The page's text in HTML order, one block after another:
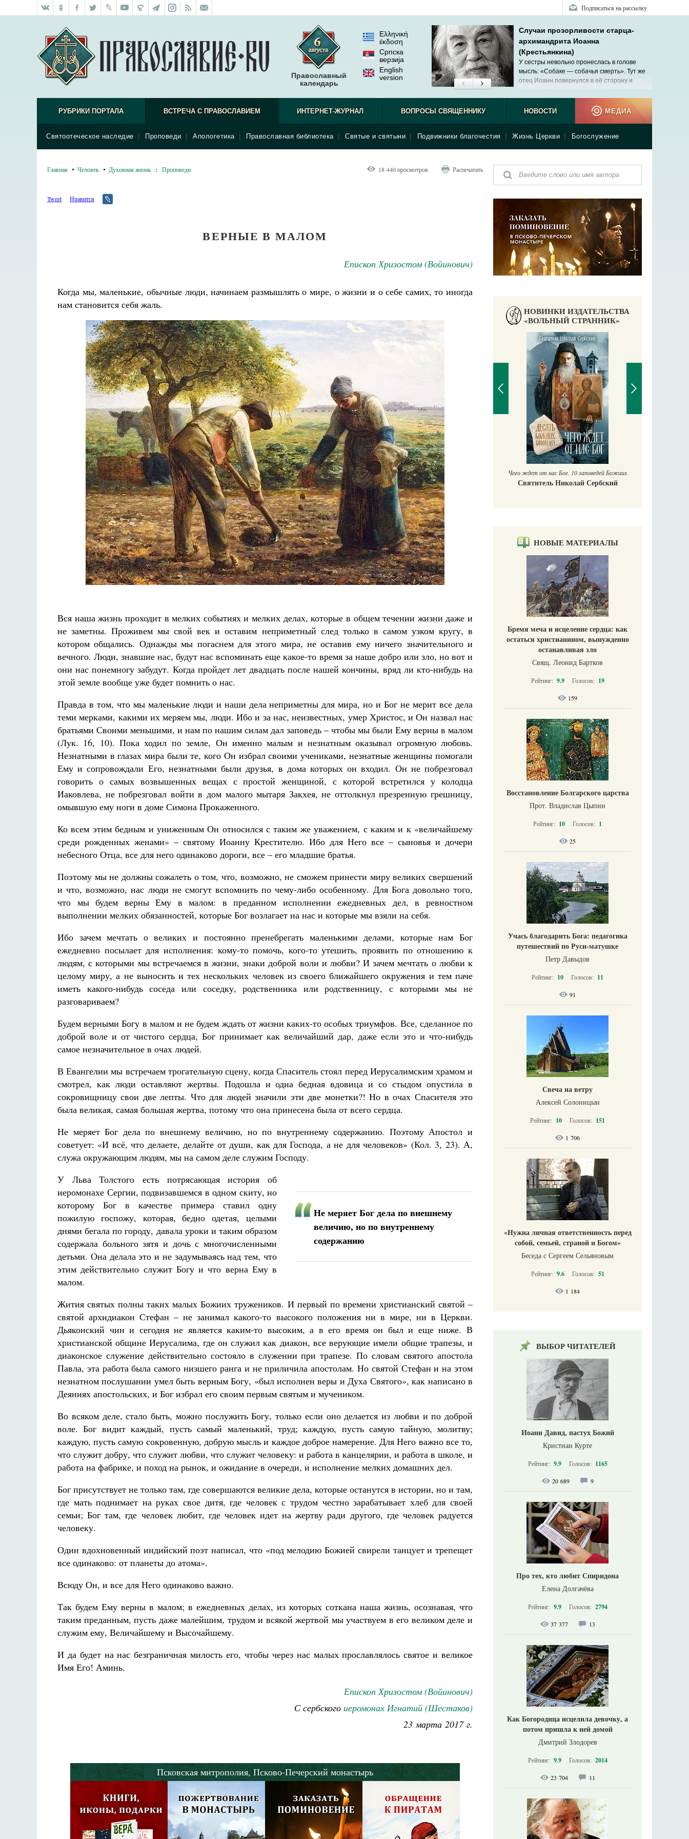
Подписаться на рассылку
Православный
календарь
Ελληνική
έκδοση
Српска
верзиjа
English
version
Случаи прозорливости старца-
архимандрита Иоанна
(Крестьянкина)
У сестры невольно пронеслась в голове
мысль: «Собаке — собачья смерть». Тут же
отец Иоанн повернулся в её сторону и
РУБРИКИ ПОРТАЛА ВСТРЕЧА С ПРАВОСЛАВИЕМ
Святоотеческое наследие Проповеди Апологетика Православная библиотека Святые и святыни Подвижники благочестия Жизнь Церкви Богослужение
ИНТЕРНЕТ-ЖУРНАЛ ВОПРОСЫ СВЯЩЕННИКУ НОВОСТИ МЕДИА
Главная Человек Духовная жизнь : Проповеди 18 440 просмотров Распечатать
Tweet Нравится
ВЕРНЫЕ В МАЛОМ
Епископ Хризостом (Войинович)
Когда мы, маленькие, обычные люди, начинаем размышлять о мире, о жизни и о себе самих, то иногда
нам становится себя жаль.
Вся наша жизнь проходит в мелких событиях и мелких делах, которые в общем течении жизни даже и
не заметны. Проживем мы свой век и оставим неприметный след только в самом узком кругу, в
котором общались. Однажды мы погаснем для этого мира, не оставив ему ничего значительного и
вечного. Люди, знавшие нас, будут нас вспоминать еще какое-то время за наше добро или зло, но вот и
они нас понемногу забудут. Когда пройдет лет двадцать после нашей кончины, вряд ли кто-нибудь на
этой земле вообще уже будет помнить о нас.
Правда в том, что мы маленькие люди и наши дела неприметны для мира, но и Бог не мерит все дела
теми мерками, какими их меряем мы, люди. Ибо и за нас, неизвестных, умер Христос, и Он назвал нас
братьями Своими меньшими, и нам по нашим силам дал заповедь – чтобы мы были Ему верны в малом
(Лук. 16, 10). Пока ходил по земле, Он именно малым и незнатным оказывал огромную любовь.
Незнатными в глазах мира были те, кого Он избрал своими учениками, незнатные женщины помогали
Ему и сопровождали Его, незнатными были друзья, в дома которых он входил. Он не побрезговал
говорить о самых возвышенных вещах с простой женщиной, с которой встретился у колодца
Иаковлева, не побрезговал войти в дом малого мытаря Закхея, не оттолкнул презренную грешницу,
омывшую ему ноги в доме Симона Прокаженного.
Ко всем этим бедным и униженным Он относился с таким же уважением, с каким и к «величайшему
среди рожденных женами» – святому Иоанну Крестителю. Ибо для Него все – сыновья и дочери
небесного Отца, все для него одинаково дороги, все – его младшие братья.
Поэтому мы не должны сожалеть о том, что, возможно, не сможем принести миру великих свершений
и что, возможно, нас люди не смогут вспомнить по чему-либо особенному. Для Бога довольно того,
что мы будем верны Ему в малом: в преданном исполнении ежедневных дел, в ревностном
выполнении мелких обязанностей, которые Бог возлагает на нас и которые мы взяли на себя.
Ибо зачем мечтать о великих и постоянно пренебрегать маленькими делами, которые нам Бог
ежедневно посылает для исполнения: кому-то помочь, кого-то утешить, проявить по отношению к
людям, с которыми мы встречаемся в жизни, знаки доброй воли и любви? И зачем мечтать о любви к
целому миру, а не выносить и тех нескольких человек из своего ближайшего окружения и тем паче
иметь какого-нибудь соседа или соседку, родственника или родственницу, с которыми мы не
разговариваем?
Будем верными Богу в малом и не будем ждать от жизни каких-то особых триумфов. Все, сделанное по
доброй воле и от чистого сердца, Бог принимает как величайший дар, даже если это и что-нибудь
самое незначительное в очах людей.
В Евангелии мы встречаем трогательную сцену, когда Спаситель стоял перед Иерусалимским храмом и
смотрел, как люди оставляют жертвы. Подошла и одна бедная вдовица и со стыдом опустила в
сокровищницу свои две лепты. Что для людей значили эти две монетки?! Но в очах Спасителя это
была великая, самая большая жертва, потому что она принесена была от всего сердца.
Не меряет Бог дела по внешнему величию, но по внутреннему содержанию. Поэтому Апостол и
советует: «И всё, что делаете, делайте от души, как для Господа, а не для человеков» (Кол. 3, 23). А,
служа окружающим людям, мы на самом деле служим Господу.
Не меряет Бог дела по внешнему
величию, но по внутреннему
содержанию
У Льва Толстого есть потрясающая история об
иеромонахе Сергии, подвизавшемся в одном скиту, но
которому Бог в качестве примера ставил одну
пожилую госпожу, которая, бедно одетая, целыми
днями бегала по городу, давала уроки и таким образом
содержала больного зятя и дочь с многочисленными
детьми. Она делала это и не задумываясь над тем, что
этим действительно служит Богу и что верна Ему в
малом.
Жития святых полны таких малых Божиих тружеников. И первый по времени христианский святой –
святой архидиакон Стефан – не занимал какого-то высокого положения ни в мире, ни в Церкви.
Дьяконский чин и сегодня не является каким-то высоким, а в его время он был и еще ниже. В
христианской общине Иерусалима, где он служил как диакон, все верующие имели общие трапезы, и
диаконское служение действительно состояло в служении при трапезе. По словам святого апостола
Павла, эта работа была самого низшего ранга и не приличила апостолам. Но святой Стефан и на этом
незнатном послушании умел быть верным Богу, «был исполнен веры и Духа Святого», как написано в
Деяниях апостольских, и Бог избрал его своим первым святым и мучеником.
Во всяком деле, стало быть, можно послужить Богу, только если оно делается из любви и по доброй
воле. Бог видит каждый, пусть самый маленький, труд; каждую, пусть самую тайную, молитву;
каждую, пусть самую сокровенную, добрую мысль и каждое доброе намерение. Для Него важно все то,
что служит добру, что служит любви, что служит человеку: и работа в канцелярии, и работа в школе, и
работа на фабрике, и поход на рынок, и ожидание в очереди, и исполнение мелких домашних дел.
Бог присутствует не только там, где совершаются великие дела, которые останутся в истории, но и там,
где мать поднимает на руках свое дитя, где человек с трудом честно зарабатывает хлеб для своей
семьи; Бог там, где человек любит, где человек идет на жертву ради другого, где человек радуется
человеку.
Один вдохновенный индийский поэт написал, что «под мелодию Божией свирели танцует и трепещет
все одинаково: от планеты до атома».
Всюду Он, и все для Него одинаково важно.
Так будем Ему верны в малом; в ежедневных делах, из которых соткана наша жизнь, осознавая, что
таким преданным, пусть даже малейшим, трудом и всякой жертвой мы участвуем в его великом деле и
служим ему, Величайшему и Высочайшему.
И да будет на нас безграничная милость его, чтобы через нас малых прославлялось святое и великое
Имя Его! Аминь.
Епископ Хризостом (Войинович)
С сербского иеромонах Игнатий (Шестаков)
23 марта 2017 г.
Псковская митрополия, Псково-Печерский монастырь
НОВИНКИ ИЗДАТЕЛЬСТВА
«ВОЛЬНЫЙ СТРАННИК»
Разлуки не будет
Фредерика де Грааф Как найти своё место в жизни
Кирилл Мурышев
Великомученик Георгий Победоносец. Научись у
святого
Роман Котов Чего ждет от нас Бог. 10 заповедей Божиих
Святитель Николай Сербский
НОВЫЕ МАТЕРИАЛЫ
Бремя меча и исцеление сердца: как
остаться христианином, вынужденно
останавливая зло
Свящ. Леонид Бартков
Рейтинг: 9.9 Голосов: 19
159
Восстановление Болгарского царства
Прот. Владислав Цыпин
Рейтинг: 10 Голосов: 1
25
Учась благодарить Бога: педагогика
путешествий по Руси-матушке
Петр Давыдов
Рейтинг: 10 Голосов: 11
91
Свеча на ветру
Алексей Солоницын
Рейтинг: 10 Голосов: 151
1 706
«Нужна личная ответственность перед
собой, семьей, страной и Богом»
Беседа с Сергеем Сельяновым
Рейтинг: 9.6 Голосов: 51
1 184
ВЫБОР ЧИТАТЕЛЕЙ
Иоанн Давид, пастух Божий
Кристиан Курте
Рейтинг: 9.9 Голосов: 1165
20 689 9
Про тех, кто любит Спиридона
Елена Долгачёва
Рейтинг: 9.9 Голосов: 2794
37 377 13
Как Богородица исцелила девочку, а
потом пришла к ней домой
Дмитрий Злодорев
Рейтинг: 9.9 Голосов: 2014
23 704 11